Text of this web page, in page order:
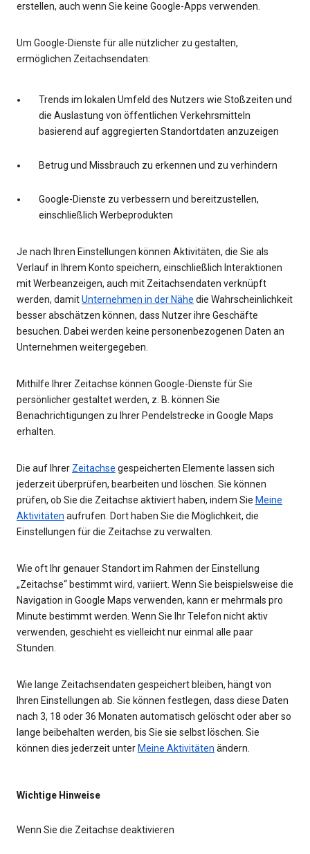
erstellen, auch wenn Sie keine Google-Apps verwenden.
Um Google-Dienste für alle nützlicher zu gestalten,
ermöglichen Zeitachsendaten:
Trends im lokalen Umfeld des Nutzers wie Stoßzeiten und
die Auslastung von öffentlichen Verkehrsmitteln
basierend auf aggregierten Standortdaten anzuzeigen
Betrug und Missbrauch zu erkennen und zu verhindern
Google-Dienste zu verbessern und bereitzustellen,
einschließlich Werbeprodukten
Je nach Ihren Einstellungen können Aktivitäten, die Sie als
Verlauf in Ihrem Konto speichern, einschließlich Interaktionen
mit Werbeanzeigen, auch mit Zeitachsendaten verknüpft
werden, damitUnternehmen in der Nähe die Wahrscheinlichkeit
besser abschätzen können, dass Nutzer ihre Geschäfte
besuchen. Dabei werden keine personenbezogenen Daten an
Unternehmen weitergegeben.
Mithilfe Ihrer Zeitachse können Google-Dienste für Sie
persönlicher gestaltet werden, z. B. können Sie
Benachrichtigungen zu Ihrer Pendelstrecke in Google Maps
erhalten.
Die auf Ihrer Zeitachse gespeicherten Elemente lassen sich
jederzeit überprüfen, bearbeiten und löschen. Sie können
prüfen, ob Sie die Zeitachse aktiviert haben, indem Sie Meine
Aktivitäten aufrufen. Dort haben Sie die Möglichkeit, die
Einstellungen für die Zeitachse zu verwalten.
Wie oft Ihr genauer Standort im Rahmen der Einstellung
„Zeitachse“ bestimmt wird, variiert. Wenn Sie beispielsweise die
Navigation in Google Maps verwenden, kann er mehrmals pro
Minute bestimmt werden. Wenn Sie Ihr Telefon nicht aktiv
verwenden, geschieht es vielleicht nur einmal alle paar
Stunden.
Wie lange Zeitachsendaten gespeichert bleiben, hängt von
Ihren Einstellungen ab. Sie können festlegen, dass diese Daten
nach 3, 18 oder 36 Monaten automatisch gelöscht oder aber so
lange beibehalten werden, bis Sie sie selbst löschen. Sie
können dies jederzeit unter Meine Aktivitäten ändern.
Wichtige Hinweise
Wenn Sie die Zeitachse deaktivieren